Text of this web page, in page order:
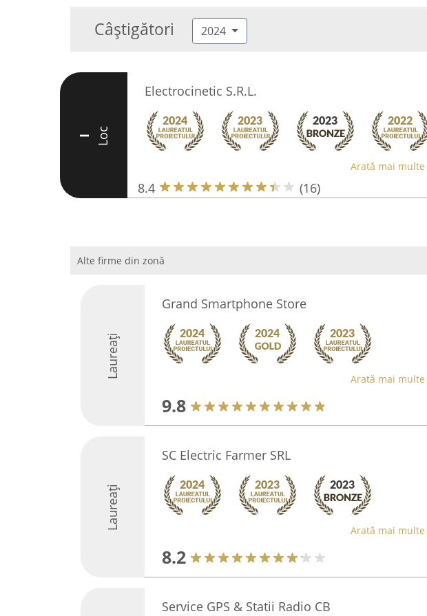
Câștigători 2024
I Loc
Electrocinetic S.R.L.
Arată mai multe
8.4 (16)
Alte firme din zonă
Laureați
Grand Smartphone Store
Arată mai multe
9.8
Laureați
SC Electric Farmer SRL
Arată mai multe
8.2
Service GPS & Statii Radio CB